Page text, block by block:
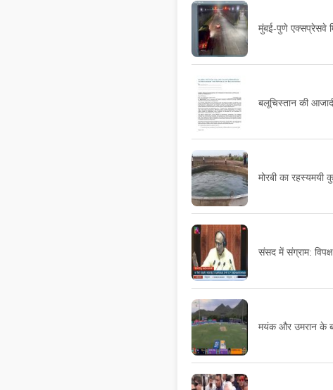
मुंबई-पुणे एक्सप्रेसवे
बलूचिस्तान की
मोरबी का
संसद में संग्राम:
मयंक और उमरान के